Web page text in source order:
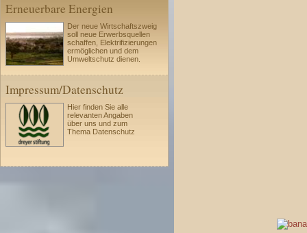
Erneuerbare Energien
Der neue Wirtschaftszweig
soll neue Erwerbsquellen
schaffen, Elektrifizierungen
ermöglichen und dem
Umweltschutz dienen.
Impressum/Datenschutz
Hier finden Sie alle
relevanten Angaben
über uns und zum
Thema Datenschutz